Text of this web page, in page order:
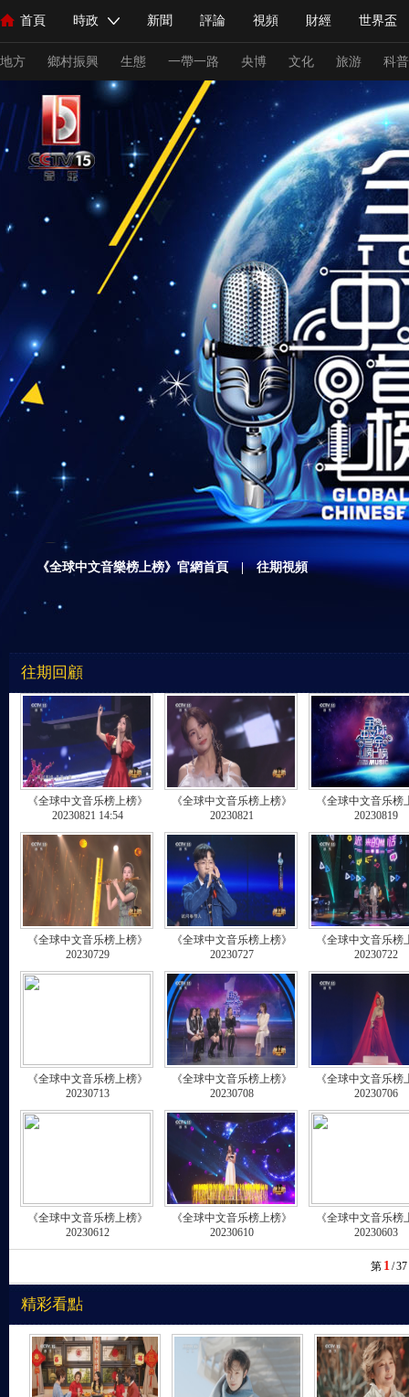
首頁 時政 新聞 評論 視頻 財經 世界盃
人民領袖習近平 聯播+ 中國領導人 央視快評 習式妙語
直播 欄目大全 節目單 聽音 微視頻 主持人
海外頻道 iPanda English Монгол
地方 鄉村振興 生態 一帶一路 央博 文化 旅游 科普
總台春晚 網絡春晚 共産黨員網 秧紀錄 紀錄片網
國內 國際 經濟 軍事 科技
人民領袖習近平 聯播+ 熱解讀 天天學習 習式妙語
小央視頻 小央直播 直播中國 熊貓頻道
快看 藍海中國 新兵請入列
體育 2026年世界盃 2026年冬奧會
VIP會員 CCTV奧林匹克頻道 生活體育大會 體育江湖
生態環境 一帶一路 央博
大國智造 大國展會 大國保險 雲頂對話 雲起
《全球中文音樂榜上榜》官網首頁 | 往期視頻
往期回顧
《全球中文音乐榜上榜》
20230821 14:54
《全球中文音乐榜上榜》
20230821
《全球中文音乐榜
20230819
《全球中文音乐榜上榜》
20230729
《全球中文音乐榜上榜》
20230727
《全球中文音乐榜
20230722
《全球中文音乐榜上榜》
20230713
《全球中文音乐榜上榜》
20230708
《全球中文音乐榜
20230706
《全球中文音乐榜上榜》
20230612
《全球中文音乐榜上榜》
20230610
《全球中文音乐榜
20230603
第 1 /37
精彩看點